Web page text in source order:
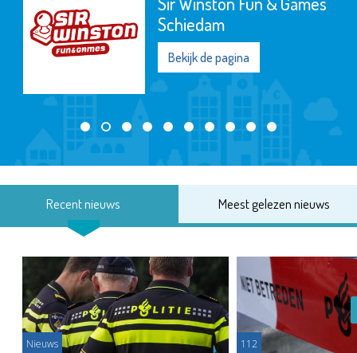
Schiedam
Bekijk de pagina
Recent nieuws Meest gelezen nieuws
Nieuws 112